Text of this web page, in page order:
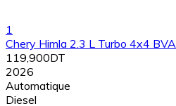
1
Chery Himla 2.3 L Turbo 4x4 BVA
119,900DT
2026
Automatique
Diesel